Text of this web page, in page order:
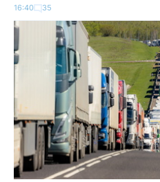
16:40 35